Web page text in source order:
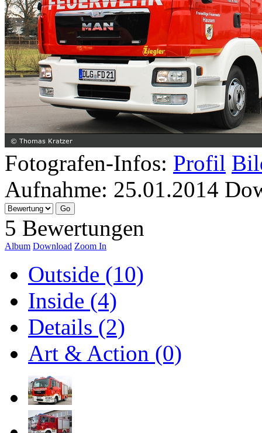
Fotografen-Infos: Profil
Aufnahme: 25.01.2014
5 Bewertungen
Album Download Zoom In
Outside (10)
Inside (4)
Details (2)
Art & Action (0)